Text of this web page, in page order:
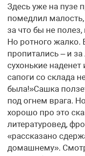
Здесь уже на пузе
помедлил
за что бы не
Но ротного жалко.
пропитались – и
сухонькие
сапоги со склада
была!»Сашка
под огнем врага.
хорошо про это
литературовед,
«рассказано
домашнему».